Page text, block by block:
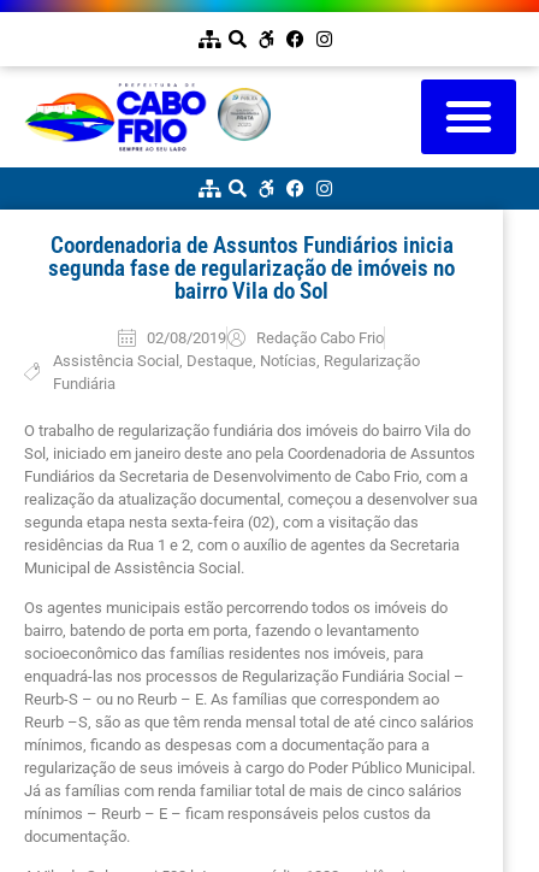
Coordenadoria de Assuntos Fundiários inicia
segunda fase de regularização de imóveis no
bairro Vila do Sol
02/08/2019
Redação Cabo Frio
Assistência Social Destaque, Notícias Regularização
Fundiária
O trabalho de regularização fundiária dos imóveis do bairro Vila do
Sol, iniciado em janeiro deste ano pela Coordenadoria de Assuntos
Fundiários da Secretaria de Desenvolvimento de Cabo Frio, com a
realização da atualização documental, começou a desenvolver sua
segunda etapa nesta sexta-feira (02), com a visitação das
residências da Rua 1 e 2, com o auxílio de agentes da Secretaria
Municipal de Assistência Social.
Os agentes municipais estão percorrendo todos os imóveis do
bairro, batendo de porta em porta, fazendo o levantamento
socioeconômico das famílias residentes nos imóveis, para
enquadrá-las nos processos de Regularização Fundiária Social –
Reurb-S – ou no Reurb – E. As famílias que correspondem ao
Reurb –S, são as que têm renda mensal total de até cinco salários
mínimos, ficando as despesas com a documentação para a
regularização de seus imóveis à cargo do Poder Público Municipal.
Já as famílias com renda familiar total de mais de cinco salários
mínimos – Reurb – E – ficam responsáveis pelos custos da
documentação.